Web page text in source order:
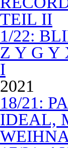
TEIL II
1/22:
Z Y G Y
I
2021
18/21:
IDEAL,